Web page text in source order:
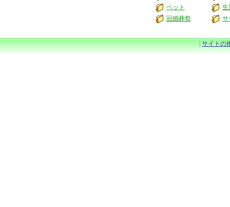
ペット
生
冠婚葬祭
サ
|サイトの